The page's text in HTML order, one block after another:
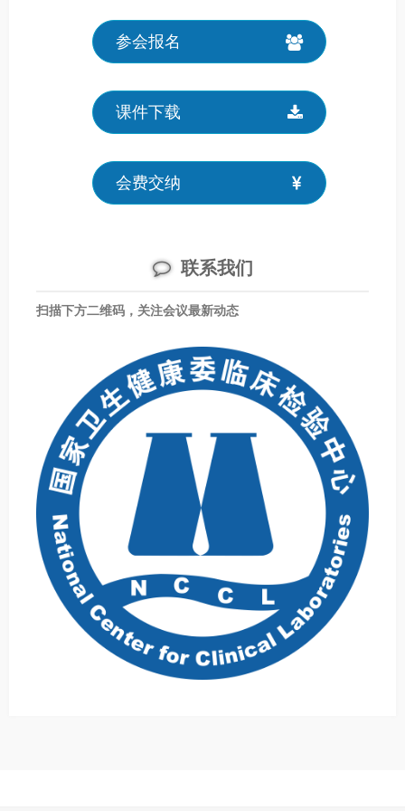
参会报名
课件下载
会费交纳
联系我们
扫描下方二维码，关注会议最新动态